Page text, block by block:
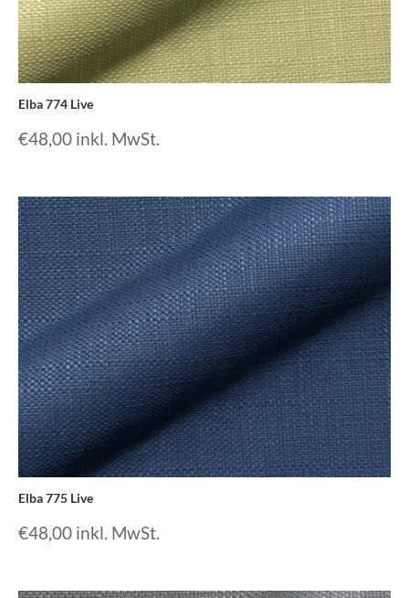
Elba 774 Live
€48,00 inkl. MwSt.
Elba 775 Live
€48,00 inkl. MwSt.